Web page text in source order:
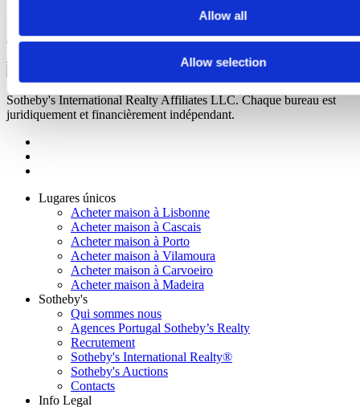
Allow all
Allow selection
RCC Alvalade
€
Sotheby's Internation Realty est une marque enregistrée de
Sotheby's International Realty Affiliates LLC. Chaque bureau est
juridiquement et financièrement indépendant.
Lugares únicos
Acheter maison à Lisbonne
Acheter maison à Cascais
Acheter maison à Porto
Acheter maison à Vilamoura
Acheter maison à Carvoeiro
Acheter maison à Madeira
Sotheby's
Qui sommes nous
Agences Portugal Sotheby’s Realty
Recrutement
Sotheby's International Realty®
Sotheby's Auctions
Contacts
Info Legal